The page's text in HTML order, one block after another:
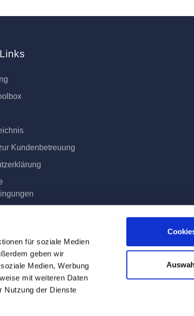
für soziale Medien
geben wir
Medien, Werbung
mit weiteren Daten
Nutzung der Dienste
Kundenbetreuung
der am Tag der Lieferung geltenden